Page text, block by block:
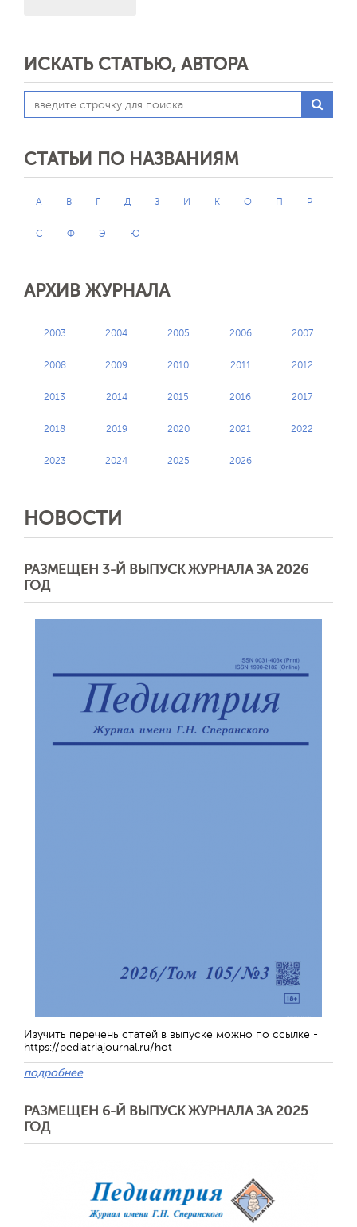
ИСКАТЬ СТАТЬЮ, АВТОРА
СТАТЬИ ПО НАЗВАНИЯМ
А В Г Д З И К О П Р
С Ф Э Ю
АРХИВ ЖУРНАЛА
2003 2004 2005 2006 2007
2008 2009 2010 2011 2012
2013 2014 2015 2016 2017
2018 2019 2020 2021 2022
2023 2024 2025 2026
НОВОСТИ
РАЗМЕЩЕН 3-Й ВЫПУСК ЖУРНАЛА ЗА 2026
ГОД
Изучить перечень статей в выпуске можно по ссылке -
https://pediatriajournal.ru/hot
подробнее
РАЗМЕЩЕН 6-Й ВЫПУСК ЖУРНАЛА ЗА 2025
ГОД